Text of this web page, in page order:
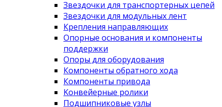
Звездочки для транспортерных цепей
Звездочки для модульных лент
Крепления направляющих
Опорные основания и компоненты
поддержки
Опоры для оборудования
Компоненты обратного хода
Компоненты привода
Koнвейерныe pолики
Подшипниковые узлы